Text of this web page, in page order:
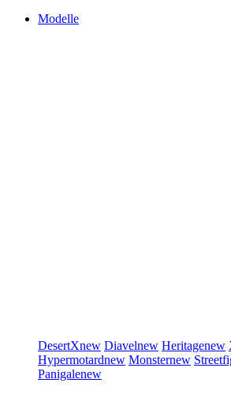
Modelle
DesertXnew Diavelnew Heritagenew
Hypermotardnew Monsternew
Panigalenew